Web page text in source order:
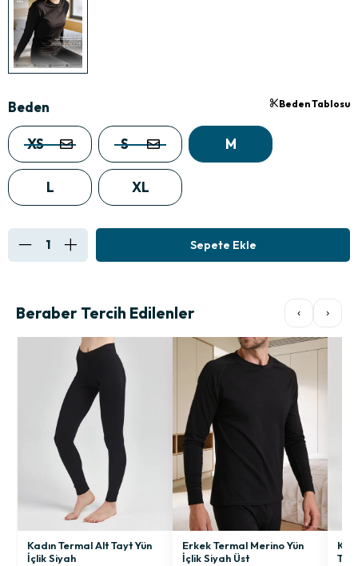
Beden
XS S M
L XL
Beden Tablosu
Beraber Tercih Edilenler ‹ ›
Kadın Termal Alt Tayt Yün
İçlik Siyah
Erkek Termal Merino Yün
İçlik Siyah Üst